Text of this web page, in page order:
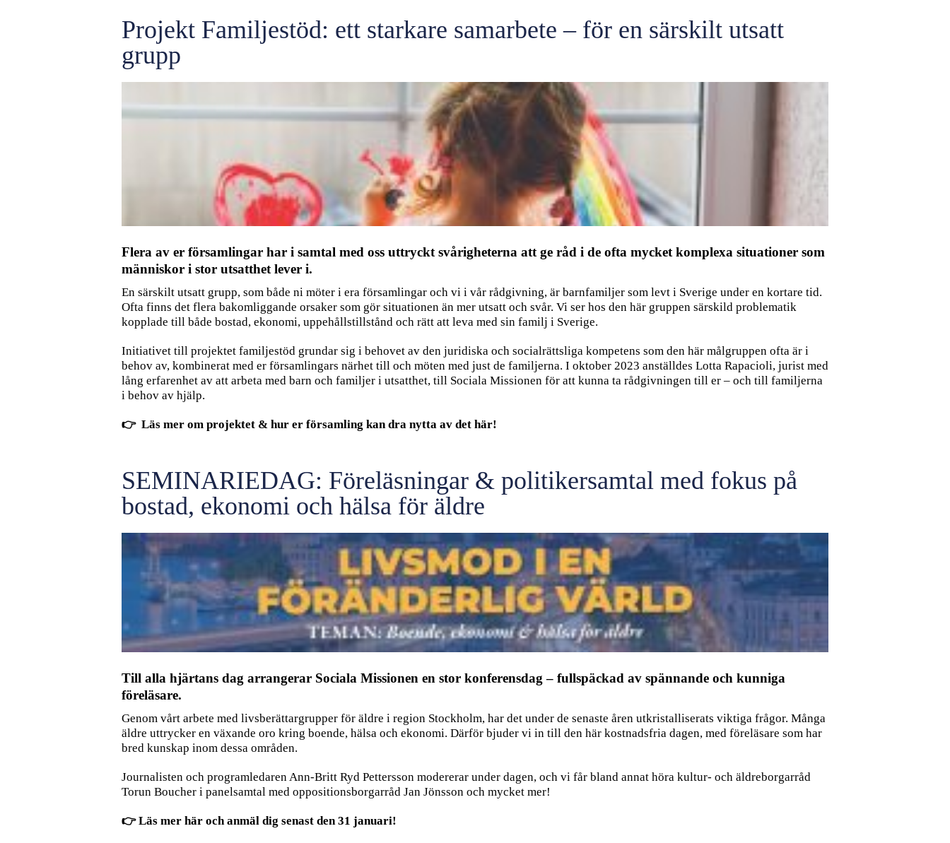
Projekt Familjestöd: ett starkare samarbete – för en särskilt utsatt
grupp
Flera av er församlingar har i samtal med oss uttryckt svårigheterna att ge råd i de ofta mycket komplexa situationer som
människor i stor utsatthet lever i.
En särskilt utsatt grupp, som både ni möter i era församlingar och vi i vår rådgivning, är barnfamiljer som levt i Sverige under en kortare tid.
Ofta finns det flera bakomliggande orsaker som gör situationen än mer utsatt och svår. Vi ser hos den här gruppen särskild problematik
kopplade till både bostad, ekonomi, uppehållstillstånd och rätt att leva med sin familj i Sverige.
Initiativet till projektet familjestöd grundar sig i behovet av den juridiska och socialrättsliga kompetens som den här målgruppen ofta är i
behov av, kombinerat med er församlingars närhet till och möten med just de familjerna. I oktober 2023 anställdes Lotta Rapacioli, jurist med
lång erfarenhet av att arbeta med barn och familjer i utsatthet, till Sociala Missionen för att kunna ta rådgivningen till er – och till familjerna
i behov av hjälp.
👉 Läs mer om projektet & hur er församling kan dra nytta av det här!
SEMINARIEDAG: Föreläsningar & politikersamtal med fokus på
bostad, ekonomi och hälsa för äldre
Till alla hjärtans dag arrangerar Sociala Missionen en stor konferensdag – fullspäckad av spännande och kunniga
föreläsare.
Genom vårt arbete med livsberättargrupper för äldre i region Stockholm, har det under de senaste åren utkristalliserats viktiga frågor. Många
äldre uttrycker en växande oro kring boende, hälsa och ekonomi. Därför bjuder vi in till den här kostnadsfria dagen, med föreläsare som har
bred kunskap inom dessa områden.
Journalisten och programledaren Ann-Britt Ryd Pettersson modererar under dagen, och vi får bland annat höra kultur- och äldreborgarråd
Torun Boucher i panelsamtal med oppositionsborgarråd Jan Jönsson och mycket mer!
👉Läs mer här och anmäl dig senast den 31 januari!